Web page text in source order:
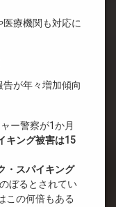
療機関も対応に
が年々増加傾向
ー警察が1か月
キング被害は15
・スパイキング
ぼるとされてい
この何倍もある